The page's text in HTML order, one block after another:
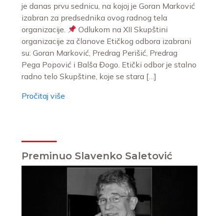
je danas prvu sednicu, na kojoj je Goran Marković
izabran za predsednika ovog radnog tela
organizacije.
Odlukom na XII Skupštini
organizacije za članove Etičkog odbora izabrani
su: Goran Marković, Predrag Perišić, Predrag
Pega Popović i Balša Đogo. Etički odbor je stalno
radno telo Skupštine, koje se stara […]
Pročitaj više
Preminuo Slavenko Saletović